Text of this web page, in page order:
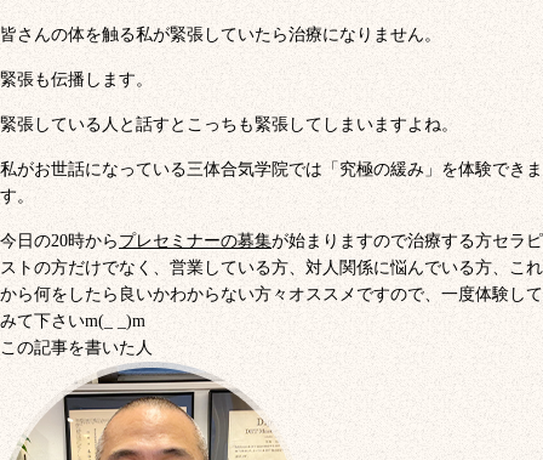
皆さんの体を触る私が緊張していたら治療になりません。
緊張も伝播します。
緊張している人と話すとこっちも緊張してしまいますよね。
私がお世話になっている三体合気学院では「 究極の緩み 」を体験できま
す。
今日の20時から プレセミナーの募集が始まりますので治療する方セラピ
ストの方だけでなく、営業している方、対人関係に悩んでいる方、これ
から何をしたら良いかわからない方々オススメですので、一度体験して
みて下さいm(_ _)m
この記事を書いた人